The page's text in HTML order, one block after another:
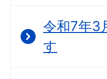
令和7年3
す